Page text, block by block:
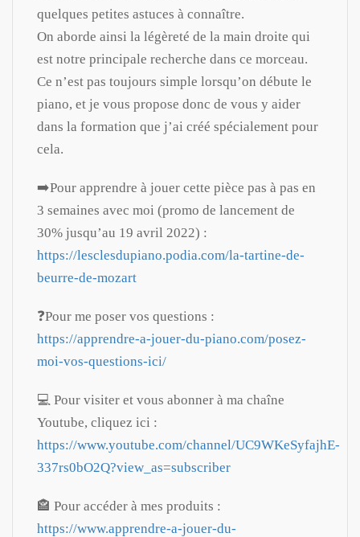
quelques petites astuces à connaître.
On aborde ainsi la légèreté de la main droite qui
est notre principale recherche dans ce morceau.
Ce n’est pas toujours simple lorsqu’on débute le
piano, et je vous propose donc de vous y aider
dans la formation que j’ai créé spécialement pour
cela.
➡️Pour apprendre à jouer cette pièce pas à pas en
3 semaines avec moi (promo de lancement de
30% jusqu’au 19 avril 2022) :
https://lesclesdupiano.podia.com/la-tartine-de-
beurre-de-mozart
❓Pour me poser vos questions :
https://apprendre-a-jouer-du-piano.com/posez-
moi-vos-questions-ici/
💻 Pour visiter et vous abonner à ma chaîne
Youtube, cliquez ici :
https://www.youtube.com/channel/UC9WKeSyfajhE-
337rs0bO2Q?view_as=subscriber
🏤 Pour accéder à mes produits :
https://www.apprendre-a-jouer-du-